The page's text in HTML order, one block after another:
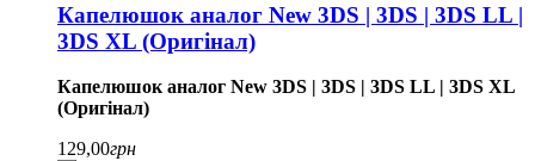
Капелюшок аналог New 3DS | 3DS | 3DS LL |
3DS XL (Оригінал)
Капелюшок аналог New 3DS | 3DS | 3DS LL | 3DS XL
(Оригінал)
129,00грн